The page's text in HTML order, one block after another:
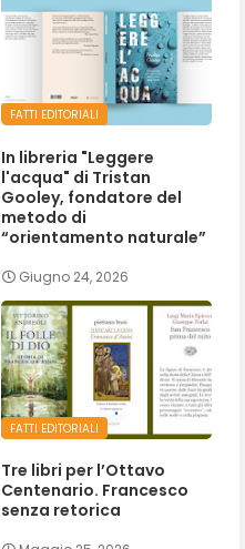
FATTI EDITORIALI
In libreria "Leggere
l'acqua" di Tristan
Gooley, fondatore del
metodo di
“orientamento naturale”
Giugno 24, 2026
FATTI EDITORIALI
Tre libri per l’Ottavo
Centenario. Francesco
senza retorica